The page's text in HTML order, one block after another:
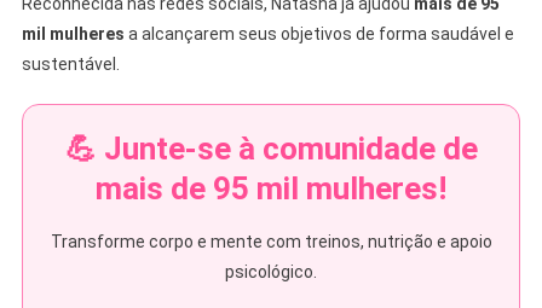
mil mulheres a alcançarem seus objetivos de forma saudável e
sustentável.
💪 Junte-se à comunidade de
mais de 95 mil mulheres!
Transforme corpo e mente com treinos, nutrição e apoio
psicológico.